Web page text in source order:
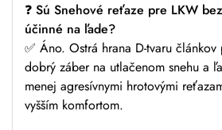
❓ Sú Snehové reťaze pre LKW
účinné na ľade?
✅ Áno. Ostrá hrana D-tvaru článkov
dobrý záber na utlačenom snehu a
menej agresívnymi hrotovými
vyšším komfortom.